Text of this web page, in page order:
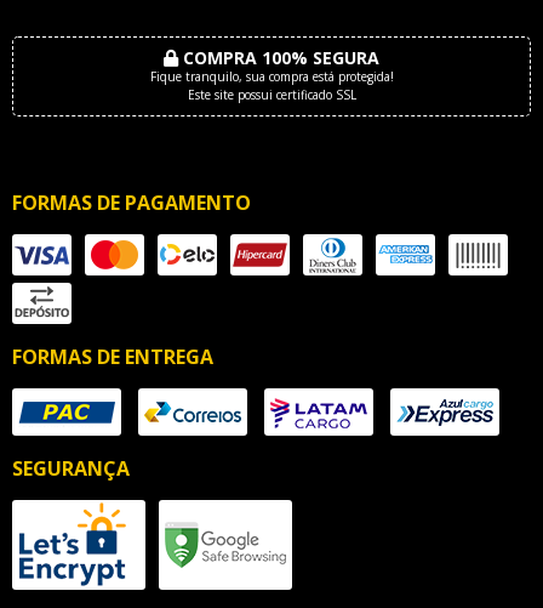
COMPRA 100% SEGURA
Fique tranquilo, sua compra está protegida!
Este site possui certificado SSL
FORMAS DE PAGAMENTO
FORMAS DE ENTREGA
SEGURANÇA